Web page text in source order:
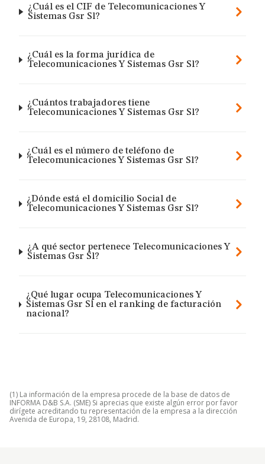
¿Cuál es el CIF de Telecomunicaciones Y
Sistemas Gsr Sl?
¿Cuál es la forma jurídica de
Telecomunicaciones Y Sistemas Gsr Sl?
¿Cuántos trabajadores tiene
Telecomunicaciones Y Sistemas Gsr Sl?
¿Cuál es el número de teléfono de
Telecomunicaciones Y Sistemas Gsr Sl?
¿Dónde está el domicilio Social de
Telecomunicaciones Y Sistemas Gsr Sl?
¿A qué sector pertenece Telecomunicaciones Y
Sistemas Gsr Sl?
¿Qué lugar ocupa Telecomunicaciones Y
Sistemas Gsr Sl en el ranking de facturación
nacional?
(1) La información de la empresa procede de la base de datos de
INFORMA D&B S.A. (SME) Si aprecias que existe algún error por favor
dirígete acreditando tu representación de la empresa a la dirección
Avenida de Europa, 19, 28108, Madrid.